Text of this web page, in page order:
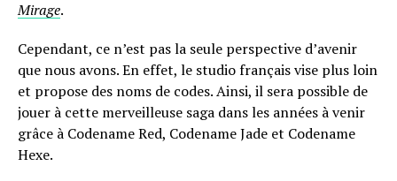
Mirage.
Cependant, ce n’est pas la seule perspective d’avenir
que nous avons. En effet, le studio français vise plus loin
et propose des noms de codes. Ainsi, il sera possible de
jouer à cette merveilleuse saga dans les années à venir
grâce à Codename Red, Codename Jade et Codename
Hexe.